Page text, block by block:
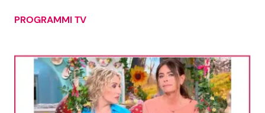
Info
Chi siamo
PROGRAMMI TV